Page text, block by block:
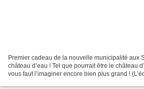
Premier cadeau de la nouvelle municipalité aux
château d’eau ! Tel que pourrait être le château
vous faut l’imaginer encore bien plus grand !